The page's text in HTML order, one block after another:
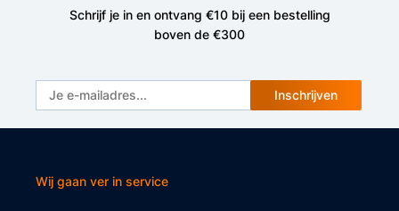
Schrijf je in en ontvang €10 bij een bestelling
boven de €300
Inschrijven
Wij gaan ver in service